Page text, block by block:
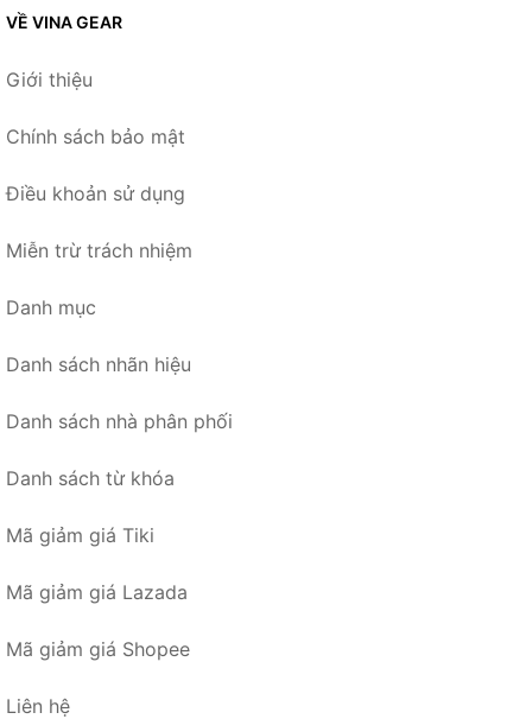
VỀ VINA GEAR
Giới thiệu
Chính sách bảo mật
Điều khoản sử dụng
Miễn trừ trách nhiệm
Danh mục
Danh sách nhãn hiệu
Danh sách nhà phân phối
Danh sách từ khóa
Mã giảm giá Tiki
Mã giảm giá Lazada
Mã giảm giá Shopee
Liên hệ